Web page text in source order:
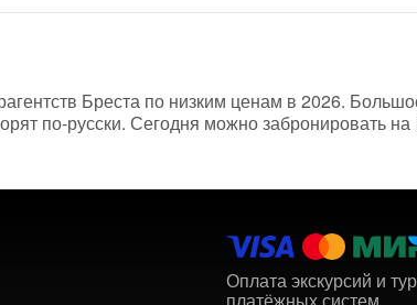
Бреста по низким ценам в 2026.
по-русски. Сегодня можно забронировать на
Оплата экскурсий и